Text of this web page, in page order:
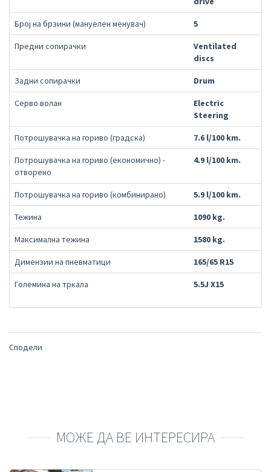
Број на брзини (мануелен менувач) 5
Предни сопирачки
Ventilated
discs
Задни сопирачки Drum
Серво волан
Electric
Steering
Потрошувачка на гориво (градска) 7.6 l/100 km.
Потрошувачка на гориво (економично) -
отворено
4.9 l/100 km.
Потрошувачка на гориво (комбинирано) 5.9 l/100 km.
Тежина 1090 kg.
Максимална тежина 1580 kg.
Димензии на пневматици 165/65 R15
Големина на тркала 5.5J X15
Сподели
МОЖЕ ДА ВЕ ИНТЕРЕСИРА